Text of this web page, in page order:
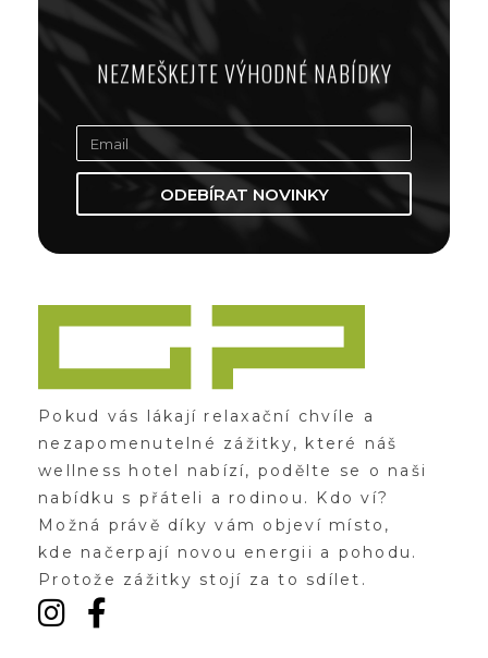
NEZMEŠKEJTE VÝHODNÉ NABÍDKY
ODEBÍRAT NOVINKY
Zážitky Green Paradise
Pokud vás lákají relaxační chvíle a
nezapomenutelné zážitky, které náš
wellness hotel nabízí, podělte se o naši
nabídku s přáteli a rodinou. Kdo ví?
Možná právě díky vám objeví místo,
kde načerpají novou energii a pohodu.
Protože zážitky stojí za to sdílet.